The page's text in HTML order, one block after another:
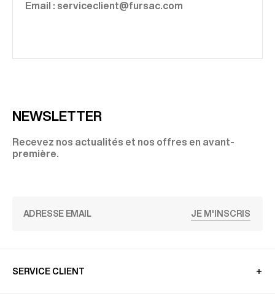
Email : serviceclient@fursac.com
NEWSLETTER
Recevez nos actualités et nos offres en avant-
première.
JE M'INSCRIS
SERVICE CLIENT